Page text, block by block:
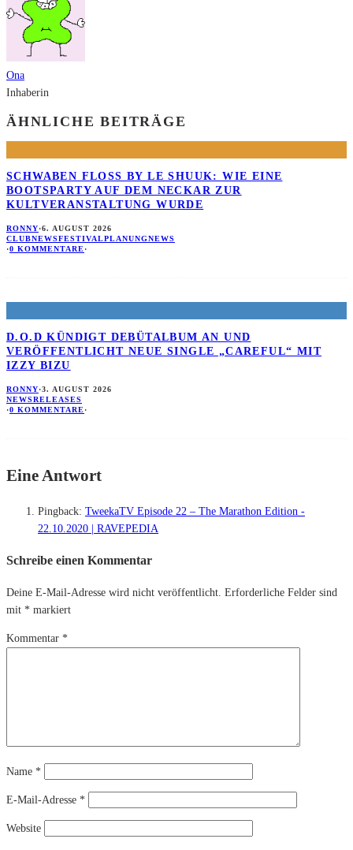
Ona
Inhaberin
ÄHNLICHE BEITRÄGE
SCHWABEN FLOSS BY LE SHUUK: WIE EINE B
OOTSPARTY AUF DEM NECKAR ZUR K
ULTVERANSTALTUNG WURDE
RONNY·6. AUGUST 2026
CLUBNEWSFESTIVALPLANUNGNEWS
·0 KOMMENTARE·
D.O.D KÜNDIGT DEBÜTALBUM AN UND
VERÖFFENTLICHT NEUE SINGLE „CAREFUL“ MIT
IZZY BIZU
RONNY·3. AUGUST 2026
NEWSRELEASES
·0 KOMMENTARE·
Eine Antwort
Pingback: TweekaTV Episode 22 – The Marathon Edition -
22.10.2020 | RAVEPEDIA
Schreibe einen Kommentar
Deine E-Mail-Adresse wird nicht veröffentlicht. Erforderliche Felder sind
mit * markiert
Kommentar *
Name *
E-Mail-Adresse *
Website